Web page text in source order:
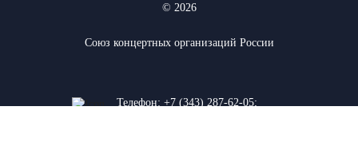
© 2026
Союз концертных организаций России
Телефон: +7 (343) 287-62-05;